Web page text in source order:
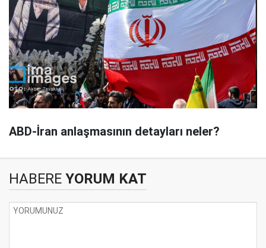
ABD-İran anlaşmasının detayları neler?
HABERE YORUM KAT